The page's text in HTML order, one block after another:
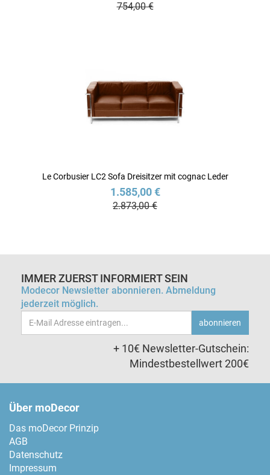
754,00 €
Le Corbusier LC2 Sofa Dreisitzer mit cognac Leder
1.585,00 €
2.873,00 €
IMMER ZUERST INFORMIERT SEIN
Modecor Newsletter abonnieren. Abmeldung
jederzeit möglich.
Email-
Adresse
abonnieren
+ 10€ Newsletter-Gutschein:
Mindestbestellwert 200€
Über moDecor
Das moDecor Prinzip
AGB
Datenschutz
Impressum